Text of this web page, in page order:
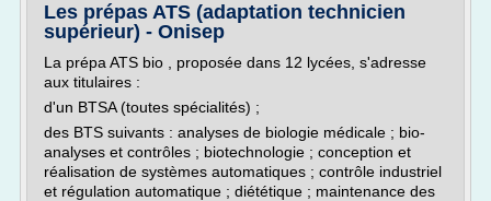
Les prépas ATS (adaptation technicien
supérieur) - Onisep
La prépa ATS bio , proposée dans 12 lycées, s'adresse
aux titulaires :
d'un BTSA (toutes spécialités) ;
des BTS suivants : analyses de biologie médicale ; bio-
analyses et contrôles ; biotechnologie ; conception et
réalisation de systèmes automatiques ; contrôle industriel
et régulation automatique ; diététique ; maintenance des